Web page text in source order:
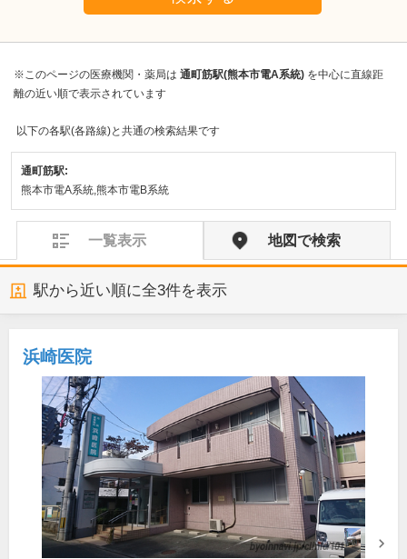
※このページの医療機関・薬局は 通町筋駅(熊本市電A系統) を中心に直線距
離の近い順で表示されています
以下の各駅(各路線)と共通の検索結果です
通町筋駅:
熊本市電A系統,熊本市電B系統
一覧表示 地図で検索
駅から近い順に全3件を表示
浜崎医院